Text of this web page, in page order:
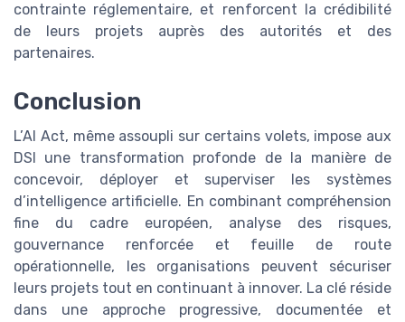
contrainte réglementaire, et renforcent la crédibilité
de leurs projets auprès des autorités et des
partenaires.
Conclusion
L’AI Act, même assoupli sur certains volets, impose aux
DSI une transformation profonde de la manière de
concevoir, déployer et superviser les systèmes
d’intelligence artificielle. En combinant compréhension
fine du cadre européen, analyse des risques,
gouvernance renforcée et feuille de route
opérationnelle, les organisations peuvent sécuriser
leurs projets tout en continuant à innover. La clé réside
dans une approche progressive, documentée et